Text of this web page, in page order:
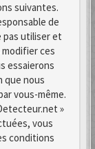
suivantes.
de
pas utiliser et
ces
essaierons
que nous
vous-même.
»
vous
conditions